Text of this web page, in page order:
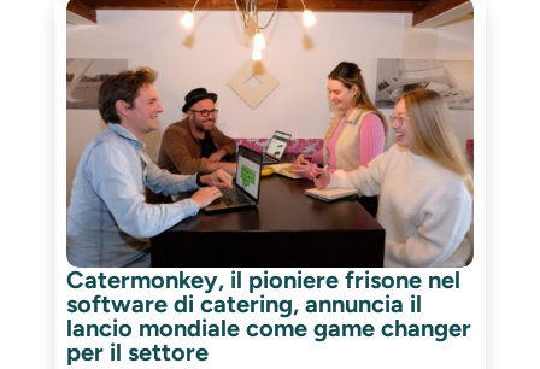
tra cui Hapjes & Co, Fingerfood Truck e Streetfood
Catermonkey, il pioniere frisone nel
software di catering, annuncia il
lancio mondiale come game changer
per il settore